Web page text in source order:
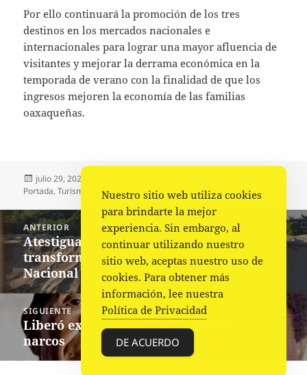
Por ello continuará la promoción de los tres
destinos en los mercados nacionales e
internacionales para lograr una mayor afluencia de
visitantes y mejorar la derrama económica en la
temporada de verano con la finalidad de que los
ingresos mejoren la economía de las familias
oaxaqueñas.
Publicado
el
julio 29, 2023
Portada,Turismo
Navegación
de
entradas
ANTERIOR
Entrada
anterior:
Atestigua Salomón Jara obras que
transforman la realidad de Pinotepa
Nacional
SIGUIENTE
Siguiente
entrada:
Liberó ex mando de la UIF millonada de
narcos
Nuestro sitio web utiliza cookies
para brindarte la mejor
experiencia. Sin embargo, al
continuar utilizando nuestro
sitio web, aceptas nuestro uso de
cookies. Para obtener más
información, lee nuestra
Política de Privacidad
DE ACUERDO